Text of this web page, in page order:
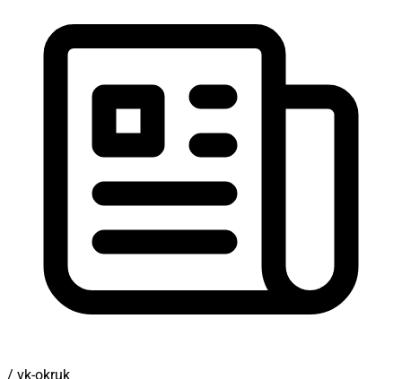
/ vk-okruk